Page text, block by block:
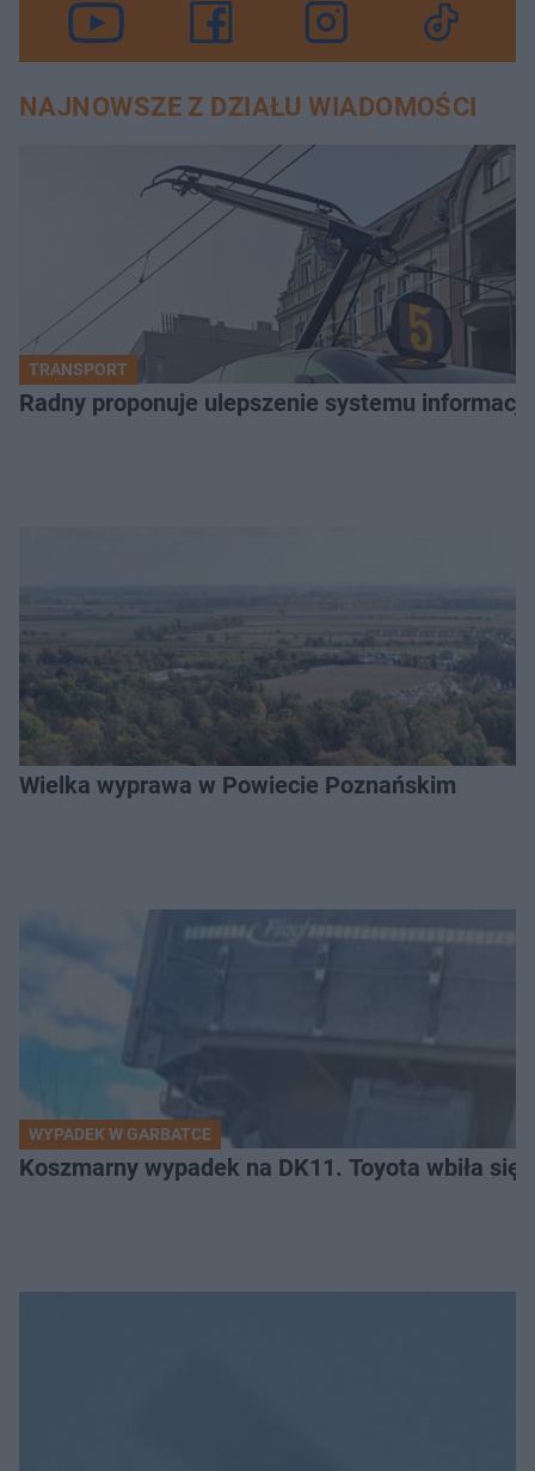
NAJNOWSZE Z DZIAŁU WIADOMOŚCI
TRANSPORT
Radny proponuje ulepszenie systemu
Wielka wyprawa w Powiecie Poznańskim
WYPADEK W GARBATCE
Koszmarny wypadek na DK11. Toyota wbiła się